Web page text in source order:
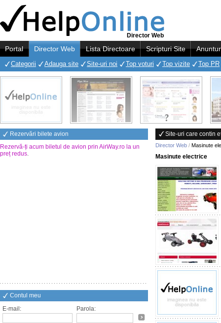
Director Web
Portal Director Web Lista Directoare Scripturi Site
Categorii Adauga site Site-uri noi Top voturi Top vizite Top PR
Rezervări bilete avion
Rezervă-ți acum biletul de avion prin AirWay.ro la un
preț redus.
Contul meu
E-mail:
Parola:
Site-uri care contin
Director Web / Masinute
Masinute electrice